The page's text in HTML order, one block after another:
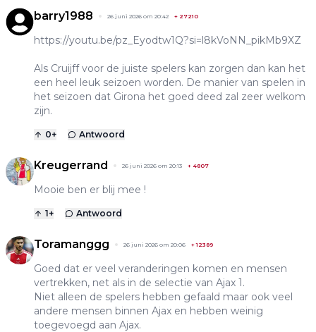
barry1988 26 juni 2026 om 20:42 + 27210
https://youtu.be/pz_Eyodtw1Q?si=l8kVoNN_pikMb9XZ
Als Cruijff voor de juiste spelers kan zorgen dan kan het
een heel leuk seizoen worden. De manier van spelen in
het seizoen dat Girona het goed deed zal zeer welkom
zijn.
0+ Antwoord
Kreugerrand 26 juni 2026 om 20:13 + 4807
Mooie ben er blij mee !
1+ Antwoord
Toramanggg 26 juni 2026 om 20:06 +12389
Goed dat er veel veranderingen komen en mensen
vertrekken, net als in de selectie van Ajax 1.
Niet alleen de spelers hebben gefaald maar ook veel
andere mensen binnen Ajax en hebben weinig
toegevoegd aan Ajax.